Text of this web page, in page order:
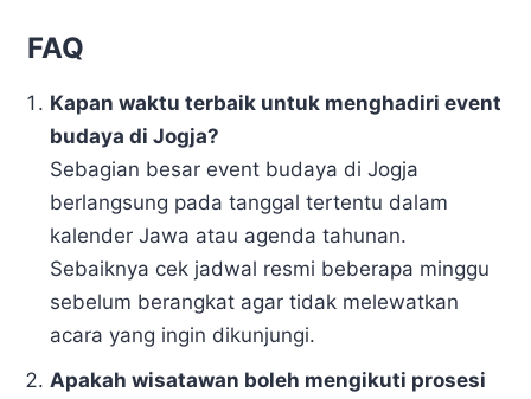
FAQ
Kapan waktu terbaik untuk menghadiri event
budaya di Jogja?
Sebagian besar event budaya di Jogja
berlangsung pada tanggal tertentu dalam
kalender Jawa atau agenda tahunan.
Sebaiknya cek jadwal resmi beberapa minggu
sebelum berangkat agar tidak melewatkan
acara yang ingin dikunjungi.
Apakah wisatawan boleh mengikuti prosesi